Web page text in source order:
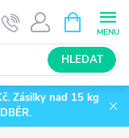
HLEDAT
NÁKUPNÍ
KOŠÍK
Zásilky nad 15 kg